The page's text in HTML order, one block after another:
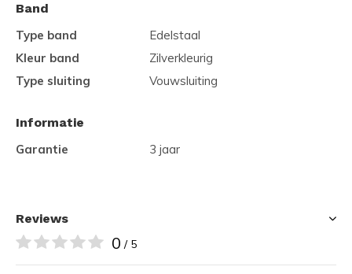
Band
Type band
Edelstaal
Kleur band
Zilverkleurig
Type sluiting
Vouwsluiting
Informatie
Garantie
3 jaar
Reviews
0 / 5